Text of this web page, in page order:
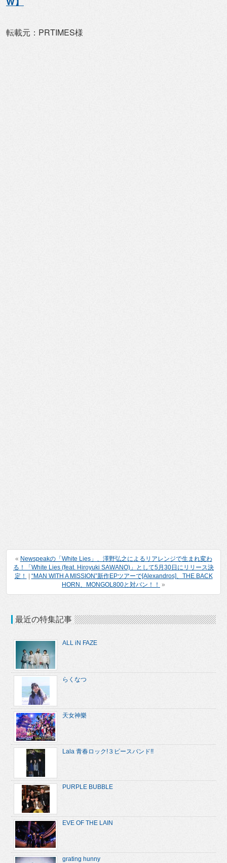
転載元：PRTIMES様
« Newspeakの「White Lies」、澤野弘之によるリアレンジで生まれ変わ
る！「White Lies (feat. Hiroyuki SAWANO)」として5月30日にリリース決
定！
“MAN WITH A MISSION”新作EPツアーで[Alexandros]、THE BACK
HORN、MONGOL800と対バン！！ »
最近の特集記事
ALL iN FAZE
らくなつ
天女神樂
Lala 青春ロック!３ピースバンド!!
PURPLE BUBBLE
EVE OF THE LAIN
grating hunny